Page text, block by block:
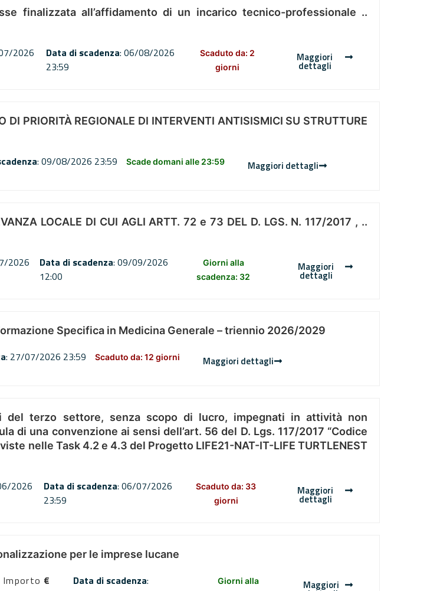
finalizzata all’affidamento di un incarico tecnico-professionale ..
2026
Data di scadenza: 06/08/2026
23:59
Scaduto da: 2
giorni
Maggiori
dettagli
DI PRIORITÀ REGIONALE DI INTERVENTI ANTISISMICI SU STRUTTURE
: 09/08/2026 23:59 Scade domani alle 23:59 Maggiori dettagli
LOCALE DI CUI AGLI ARTT. 72 e 73 DEL D. LGS. N. 117/2017 , ..
2026
Data di scadenza: 09/09/2026
12:00
Giorni alla
scadenza: 32
Maggiori
dettagli
Specifica in Medicina Generale – triennio 2026/2029
: 27/07/2026 23:59 Scaduto da: 12 giorni Maggiori dettagli
terzo settore, senza scopo di lucro, impegnati in attività non
di una convenzione ai sensi dell’art. 56 del D. Lgs. 117/2017 “Codice
nelle Task 4.2 e 4.3 del Progetto LIFE21-NAT-IT-LIFE TURTLENEST
2026
Data di scadenza: 06/07/2026
23:59
Scaduto da: 33
giorni
Maggiori
dettagli
per le imprese lucane
Importo €
Data di scadenza:
Giorni alla
Maggiori